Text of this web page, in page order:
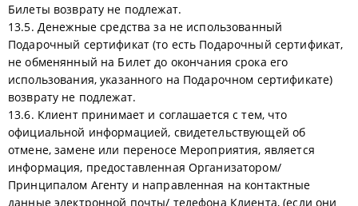
Билеты возврату не подлежат.
13.5. Денежные средства за не использованный
Подарочный сертификат (то есть Подарочный сертификат,
не обменянный на Билет до окончания срока его
использования, указанного на Подарочном сертификате)
возврату не подлежат.
13.6. Клиент принимает и соглашается с тем, что
официальной информацией, свидетельствующей об
отмене, замене или переносе Мероприятия, является
информация, предоставленная Организатором/
Принципалом Агенту и направленная на контактные
данные электронной почты/ телефона Клиента, (если они